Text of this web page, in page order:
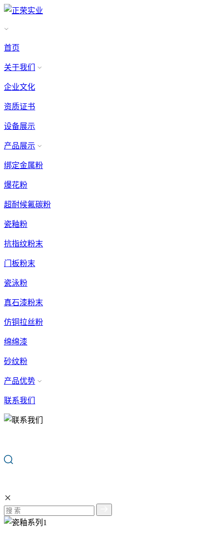
首页
关于我们
企业文化
资质证书
设备展示
产品展示
绑定金属粉
爆花粉
超耐候氟碳粉
瓷釉粉
抗指纹粉末
门板粉末
瓷泳粉
真石漆粉末
仿铜拉丝粉
绵绵漆
砂纹粉
产品优势
联系我们